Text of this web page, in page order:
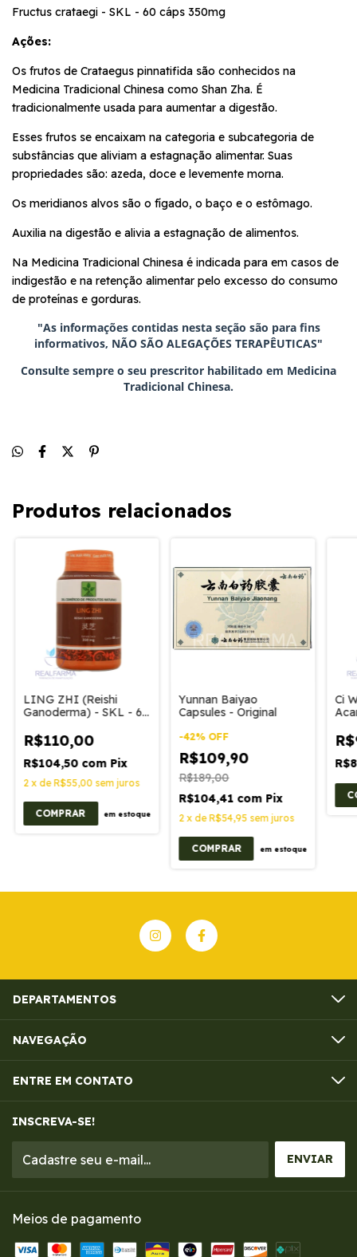
Fructus crataegi - SKL - 60 cáps 350mg
Ações:
Os frutos de Crataegus pinnatifida são conhecidos na
Medicina Tradicional Chinesa como Shan Zha. É
tradicionalmente usada para aumentar a digestão.
Esses frutos se encaixam na categoria e subcategoria de
substâncias que aliviam a estagnação alimentar. Suas
propriedades são: azeda, doce e levemente morna.
Os meridianos alvos são o fígado, o baço e o estômago.
Auxilia na digestão e alivia a estagnação de alimentos.
Na Medicina Tradicional Chinesa é indicada para em casos de
indigestão e na retenção alimentar pelo excesso do consumo
de proteínas e gorduras.
"As informações contidas nesta seção são para fins
informativos, NÃO SÃO ALEGAÇÕES TERAPÊUTICAS"
Consulte sempre o seu prescritor habilitado em Medicina
Tradicional Chinesa.
Produtos relacionados
LING ZHI (Reishi
Ganoderma) - SKL - 60
R$110,00
R$104,50 com Pix
2 x deR$55,00 sem juros
em estoque
Yunnan Baiyao
Capsules - Original
-42% OFF
R$109,90
R$189,00
R$104,41 com Pix
2 xdeR$54,95 sem juros
em estoque
Ci
DEPARTAMENTOS
NAVEGAÇÃO
ENTRE EM CONTATO
INSCREVA-SE!
Meios de pagamento